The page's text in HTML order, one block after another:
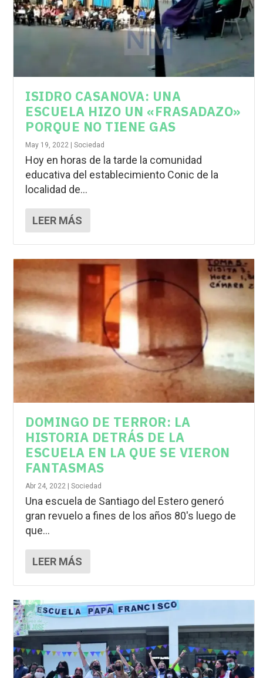
ISIDRO CASANOVA: UNA
ESCUELA HIZO UN «FRASADAZO»
PORQUE NO TIENE GAS
May 19, 2022 |Sociedad
Hoy en horas de la tarde la comunidad
educativa del establecimiento Conic de la
localidad de...
LEER MÁS
DOMINGO DE TERROR: LA
HISTORIA DETRÁS DE LA
ESCUELA EN LA QUE SE VIERON
FANTASMAS
Abr 24, 2022 |Sociedad
Una escuela de Santiago del Estero generó
gran revuelo a fines de los años 80′s luego de
que...
LEER MÁS